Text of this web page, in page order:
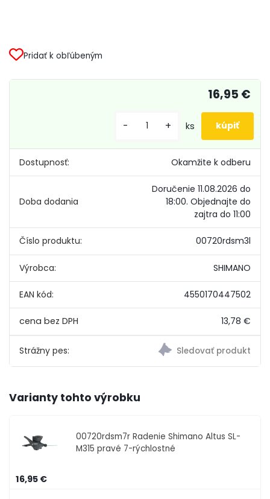
Pridať k obľúbeným
Dostupnosť: Okamžite k odberu
Doba dodania
Doručenie 11.08.2026 do
18:00. Objednajte do
zajtra do 11:00
Číslo produktu: 00720rdsm3l
Výrobca: SHIMANO
EAN kód: 4550170447502
13,78 €
16,95 €
Strážny pes:
- + ks
Varianty tohto výrobku
00720rdsm7r Radenie Shimano Altus SL-
M315 pravé 7-rýchlostné
16,95 €